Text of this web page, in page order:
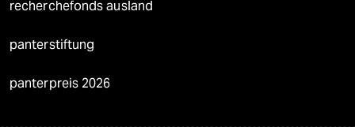
recherchefonds ausland
panterstiftung
panterpreis 2026